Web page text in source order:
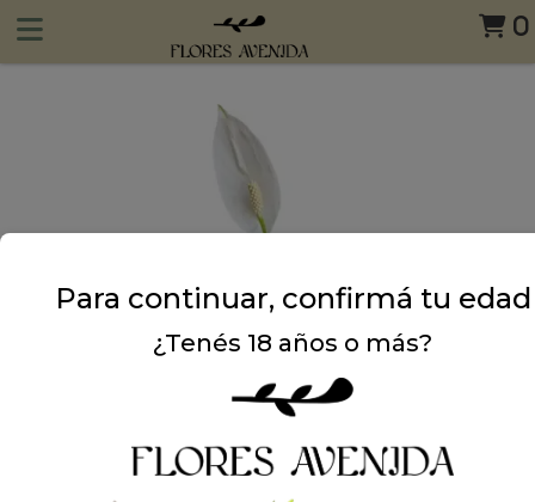
0
Para continuar, confirmá tu edad
¿Tenés 18 años o más?